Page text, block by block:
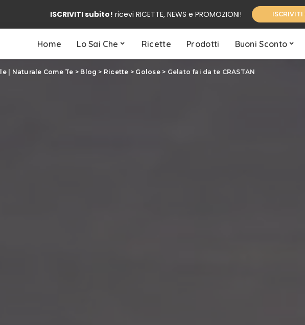
ISCRIVITI subito! ricevi RICETTE, NEWS e PROMOZIONI! ISCRIVITI
Home Lo Sai Che Ricette Prodotti Buoni Sconto
| Naturale Come Te > Blog > Ricette > Golose> Gelato fai da te CRASTAN